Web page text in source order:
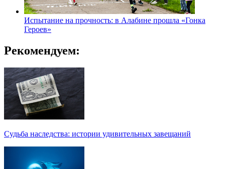
Испытание на прочность: в Алабине прошла «Гонка
Героев»
Рекомендуем:
Судьба наследства: истории удивительных завещаний